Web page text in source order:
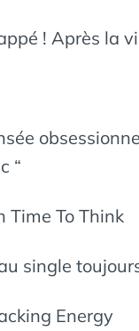
! Après la
“
Time To Think
single
Energy